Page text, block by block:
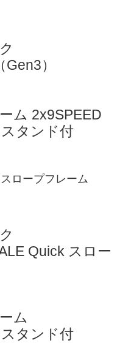
）
ム 2x9SPEED
タンド付
ロープフレーム
Quick スロー
ム
タンド付